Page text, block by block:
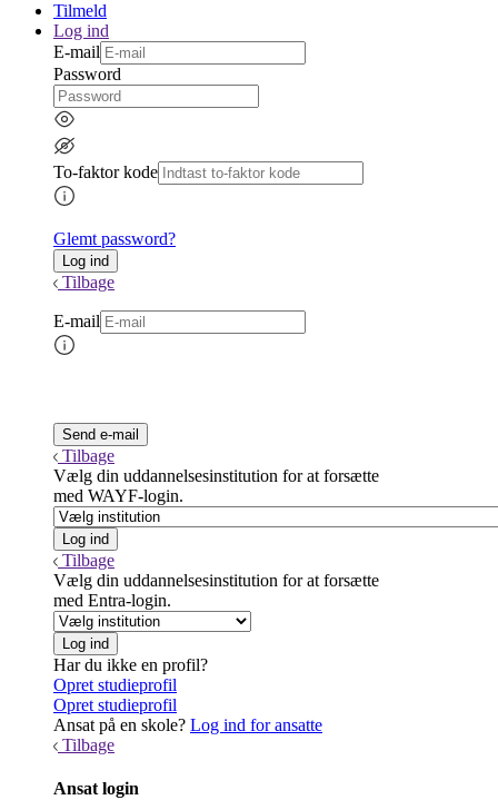
Tilmeld
Log ind
E-mail
Password
To-faktor kode
Glemt password?
Tilbage
E-mail
Tilbage
Vælg din uddannelsesinstitution for at forsætte
med WAYF-login.
Tilbage
Vælg din uddannelsesinstitution for at forsætte
med Entra-login.
Har du ikke en profil?
Opret studieprofil
Opret studieprofil
Ansat på en skole? Log ind for ansatte
Tilbage
Ansat login